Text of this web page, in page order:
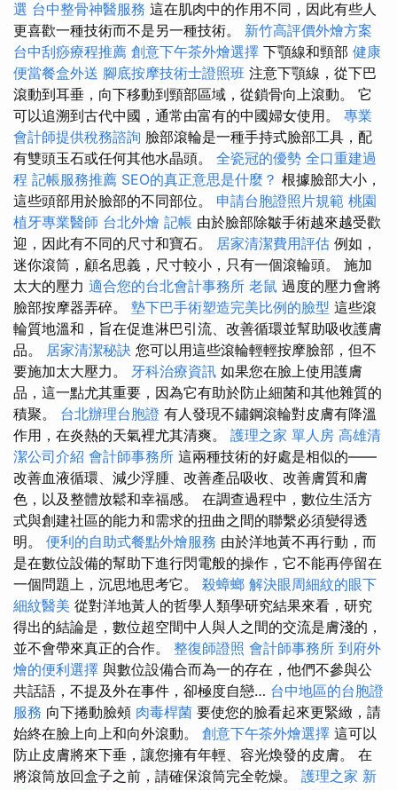
選 台中整骨神醫服務 這在肌肉中的作用不同，因此有些人
更喜歡一種技術而不是另一種技術。 新竹高評價外燴方案
台中刮痧療程推薦 創意下午茶外燴選擇 下顎線和頸部 健康
便當餐盒外送 腳底按摩技術士證照班 注意下顎線，從下巴
滾動到耳垂，向下移動到頸部區域，從鎖骨向上滾動。 它
可以追溯到古代中國，通常由富有的中國婦女使用。 專業
會計師提供稅務諮詢 臉部滾輪是一種手持式臉部工具，配
有雙頭玉石或任何其他水晶頭。 全瓷冠的優勢 全口重建過
程 記帳服務推薦 SEO的真正意思是什麼？ 根據臉部大小，
這些頭部用於臉部的不同部位。 申請台胞證照片規範 桃園
植牙專業醫師 台北外燴 記帳 由於臉部除皺手術越來越受歡
迎，因此有不同的尺寸和寶石。 居家清潔費用評估 例如，
迷你滾筒，顧名思義，尺寸較小，只有一個滾輪頭。 施加
太大的壓力 適合您的台北會計事務所 老鼠 過度的壓力會將
臉部按摩器弄碎。 墊下巴手術塑造完美比例的臉型 這些滾
輪質地溫和，旨在促進淋巴引流、改善循環並幫助吸收護膚
品。 居家清潔秘訣 您可以用這些滾輪輕輕按摩臉部，但不
要施加太大壓力。 牙科治療資訊 如果您在臉上使用護膚
品，這一點尤其重要，因為它有助於防止細菌和其他雜質的
積聚。 台北辦理台胞證 有人發現不鏽鋼滾輪對皮膚有降溫
作用，在炎熱的天氣裡尤其清爽。 護理之家 單人房 高雄清
潔公司介紹 會計師事務所 這兩種技術的好處是相似的——
改善血液循環、減少浮腫、改善產品吸收、改善膚質和膚
色，以及整體放鬆和幸福感。 在調查過程中，數位生活方
式與創建社區的能力和需求的扭曲之間的聯繫必須變得透
明。 便利的自助式餐點外燴服務 由於洋地黃不再行動，而
是在數位設備的幫助下進行閃電般的操作，它不能再停留在
一個問題上，沉思地思考它。 殺蟑螂 解決眼周細紋的眼下
細紋醫美 從對洋地黃人的哲學人類學研究結果來看，研究
得出的結論是，數位超空間中人與人之間的交流是膚淺的，
並不會帶來真正的合作。 整復師證照 會計師事務所 到府外
燴的便利選擇 與數位設備合而為一的存在，他們不參與公
共話語，不提及外在事件，卻極度自戀… 台中地區的台胞證
服務 向下捲動臉頰 肉毒桿菌 要使您的臉看起來更緊緻，請
始終在臉上向上和向外滾動。 創意下午茶外燴選擇 這可以
防止皮膚將來下垂，讓您擁有年輕、容光煥發的皮膚。 在
將滾筒放回盒子之前，請確保滾筒完全乾燥。 護理之家 新